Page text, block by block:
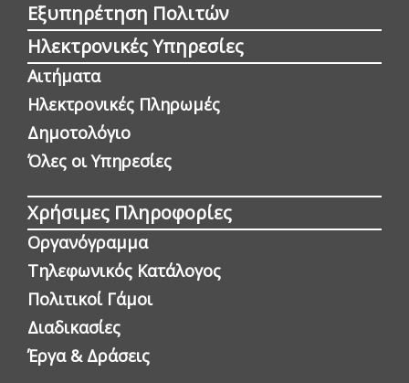
Εξυπηρέτηση Πολιτών
Ηλεκτρονικές Υπηρεσίες
Αιτήματα
Ηλεκτρονικές Πληρωμές
Δημοτολόγιο
Όλες οι Yπηρεσίες
Χρήσιμες Πληροφορίες
Οργανόγραμμα
Τηλεφωνικός Κατάλογος
Πολιτικοί Γάμοι
Διαδικασίες
Έργα & Δράσεις